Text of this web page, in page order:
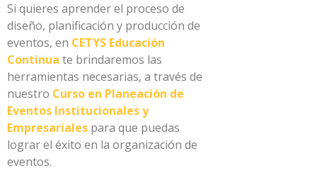
Si quieres aprender el proceso de
diseño, planificación y producción de
eventos, en CETYS Educación
Continua te brindaremos las
herramientas necesarias, a través de
nuestro Curso en Planeación de
Eventos Institucionales y
Empresariales para que puedas
lograr el éxito en la organización de
eventos.